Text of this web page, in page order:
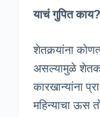
याचं गुपित काय?
शेतकर्‍यांना
असल्यामुळे
कारखान्यांना
महिन्याचा ऊस